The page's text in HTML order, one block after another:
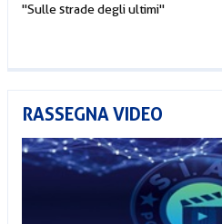
"Sulle strade degli ultimi"
RASSEGNA VIDEO